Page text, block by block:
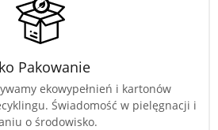
Pakowanie
ekowypełnień i kartonów
Świadomość w pielęgnacji i
o środowisko.